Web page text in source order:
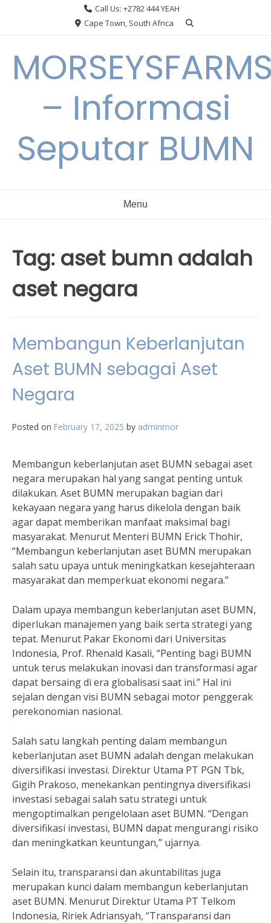
Call Us: +2782 444 YEAH
Cape Town, South Africa
– Informasi
Seputar BUMN
Menu
Tag: aset bumn adalah
aset negara
Membangun Keberlanjutan
Aset BUMN sebagai Aset
Negara
Posted on February 17, 2025 by adminmor
Membangun keberlanjutan aset BUMN sebagai aset
negara merupakan hal yang sangat penting untuk
dilakukan. Aset BUMN merupakan bagian dari
kekayaan negara yang harus dikelola dengan baik
agar dapat memberikan manfaat maksimal bagi
masyarakat. Menurut Menteri BUMN Erick Thohir,
“Membangun keberlanjutan aset BUMN merupakan
salah satu upaya untuk meningkatkan kesejahteraan
masyarakat dan memperkuat ekonomi negara.”
Dalam upaya membangun keberlanjutan aset BUMN,
diperlukan manajemen yang baik serta strategi yang
tepat. Menurut Pakar Ekonomi dari Universitas
Indonesia, Prof. Rhenald Kasali, “Penting bagi BUMN
untuk terus melakukan inovasi dan transformasi agar
dapat bersaing di era globalisasi saat ini.” Hal ini
sejalan dengan visi BUMN sebagai motor penggerak
perekonomian nasional.
Salah satu langkah penting dalam membangun
keberlanjutan aset BUMN adalah dengan melakukan
diversifikasi investasi. Direktur Utama PT PGN Tbk,
Gigih Prakoso, menekankan pentingnya diversifikasi
investasi sebagai salah satu strategi untuk
mengoptimalkan pengelolaan aset BUMN. “Dengan
diversifikasi investasi, BUMN dapat mengurangi risiko
dan meningkatkan keuntungan,” ujarnya.
Selain itu, transparansi dan akuntabilitas juga
merupakan kunci dalam membangun keberlanjutan
aset BUMN. Menurut Direktur Utama PT Telkom
Indonesia, Ririek Adriansyah, “Transparansi dan